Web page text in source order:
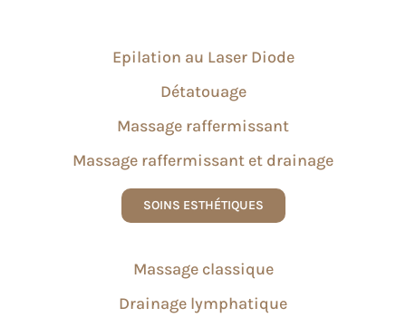
Epilation au Laser Diode
​Détatouage
Massage raffermissant
​Massage raffermissant et drainage
SOINS ESTHÉTIQUES
Massage classique
Drainage lymphatique